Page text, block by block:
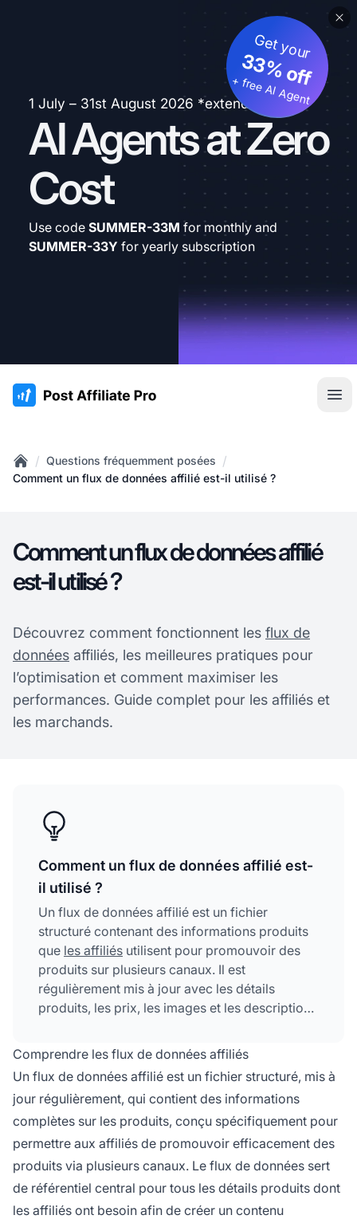
1 July – 31st August 2026 *extended
AI Agents at Zero
Cost
Get your
33% off
+ free AI Agent
Use code SUMMER-33M for monthly and
SUMMER-33Y for yearly subscription
:site.title
Home
/ Questions fréquemment posées /
Comment un flux de données affilié est-il utilisé ?
Comment un flux de données affilié
est-il utilisé ?
Découvrez comment fonctionnent les flux de
données affiliés, les meilleures pratiques pour
l’optimisation et comment maximiser les
performances. Guide complet pour les affiliés et
les marchands.
Comment un flux de données affilié est-
il utilisé ?
Un flux de données affilié est un fichier
structuré contenant des informations produits
que les affiliés utilisent pour promouvoir des
produits sur plusieurs canaux. Il est
régulièrement mis à jour avec les détails
produits, les prix, les images et les descriptions
attrayantes qui génèrent des clics et des
conversions.
Comprendre les flux de données affiliés
Un flux de données affilié est un fichier structuré, mis à
jour régulièrement, qui contient des informations
complètes sur les produits, conçu spécifiquement pour
permettre aux affiliés de promouvoir efficacement des
produits via plusieurs canaux. Le flux de données sert
de référentiel central pour tous les détails produits dont
les affiliés ont besoin afin de créer un contenu